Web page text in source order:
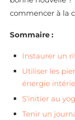
commencer à la
Sommaire :
Instaurer un
Utiliser les
énergie
S’initier au
Tenir un